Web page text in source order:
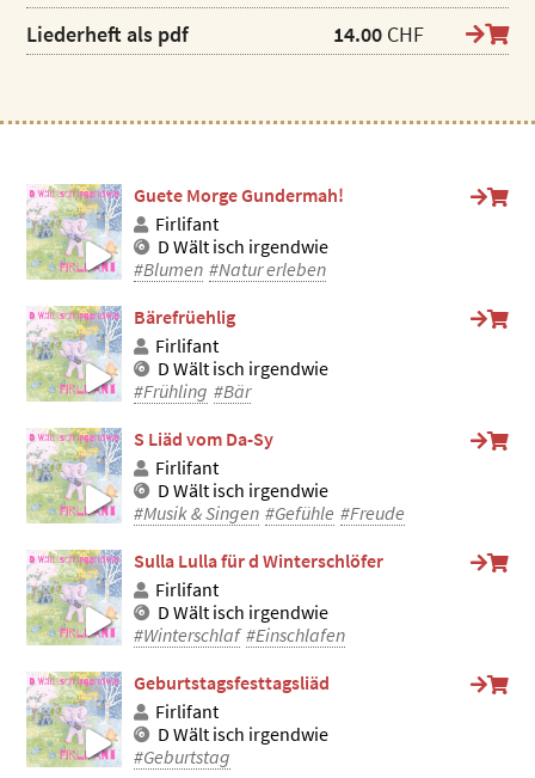
Liederheft als pdf 14.00 CHF
Guete Morge Gundermah!
Firlifant
D Wält isch irgendwie
#Blumen #Natur erleben
Bärefrüehlig
Firlifant
D Wält isch irgendwie
#Frühling #Bär
S Liäd vom Da-Sy
Firlifant
D Wält isch irgendwie
#Musik & Singen #Gefühle #Freude
Sulla Lulla für d Winterschlöfer
Firlifant
D Wält isch irgendwie
#Winterschlaf #Einschlafen
Geburtstagsfesttagsliäd
Firlifant
D Wält isch irgendwie
#Geburtstag